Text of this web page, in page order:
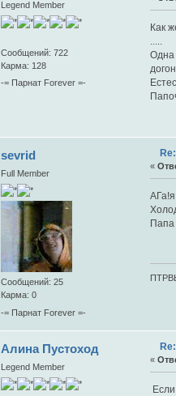
Legend Member
Сообщений: 722
Карма: 128
-= Парнат Forever =-
Как
.....
Одна
sevrid
Full Member
Сообщений: 25
Карма: 0
-= Парнат Forever =-
«
Папа
Алина Пустоход
Legend Member
«